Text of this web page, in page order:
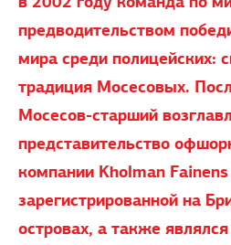
предводительством
мира среди полицейских:
традиция Мосесовых.
Мосесов-старший
представительство
компании Kholman
зарегистрированной на
островах, а также